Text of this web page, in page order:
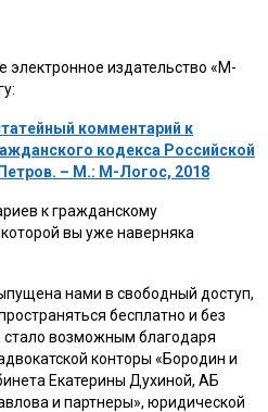
издательство «М-
комментарий к
кодекса Российской
– М.: М-Логос, 2018
к гражданскому
вы уже наверняка
нами в свободный доступ,
бесплатно и без
стало возможным благодаря
конторы «Бородин и
Екатерины Духиной, АБ
и партнеры», юридической